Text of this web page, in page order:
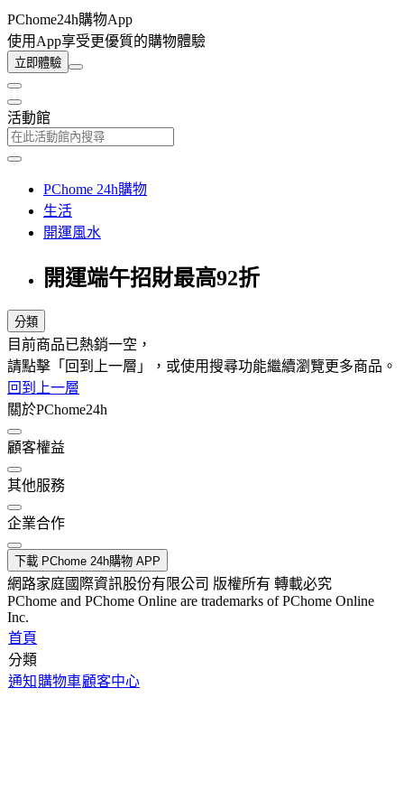
PChome24h購物App
使用App享受更優質的購物體驗
立即體驗
活動館
PChome 24h購物
生活
開運風水
開運端午招財最高92折
分類
目前商品已熱銷一空，
請點擊「回到上一層」，或使用搜尋功能繼續瀏覽更多商品。
回到上一層
關於PChome24h
顧客權益
其他服務
企業合作
下載 PChome 24h購物 APP
網路家庭國際資訊股份有限公司 版權所有 轉載必究
PChome and PChome Online are trademarks of PChome Online
Inc.
首頁
分類
通知 購物車顧客中心